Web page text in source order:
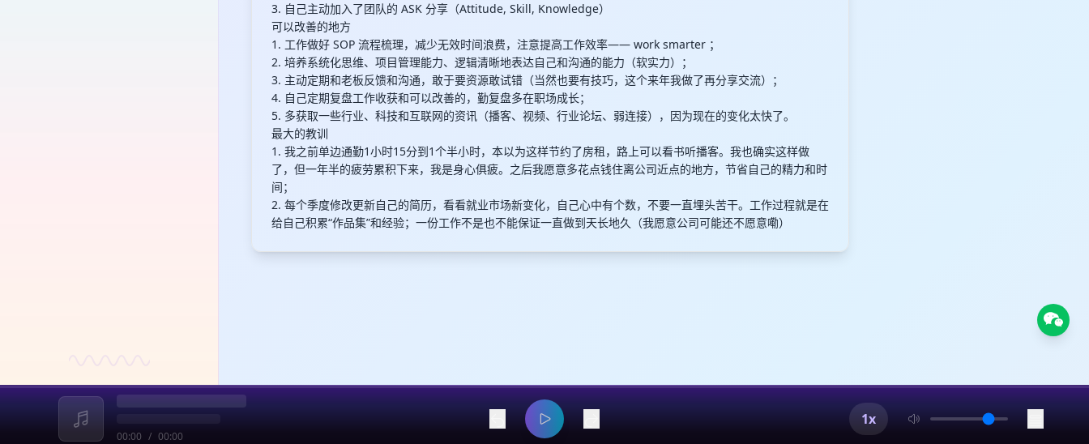
3. 自己主动加入了团队的 ASK 分享（Attitude, Skill, Knowledge）
可以改善的地方
1. 工作做好 SOP 流程梳理，减少无效时间浪费，注意提高工作效率—— work smarter ；
2. 培养系统化思维、项目管理能力、逻辑清晰地表达自己和沟通的能力（软实力）；
3. 主动定期和老板反馈和沟通，敢于要资源敢试错（当然也要有技巧，这个来年我做了再分享交流）；
4. 自己定期复盘工作收获和可以改善的，勤复盘多在职场成长；
5. 多获取一些行业、科技和互联网的资讯（播客、视频、行业论坛、弱连接），因为现在的变化太快了。
最大的教训
1. 我之前单边通勤1小时15分到1个半小时，本以为这样节约了房租，路上可以看书听播客。我也确实这样做
了，但一年半的疲劳累积下来，我是身心俱疲。之后我愿意多花点钱住离公司近点的地方，节省自己的精力和时
间；
2. 每个季度修改更新自己的简历，看看就业市场新变化，自己心中有个数，不要一直埋头苦干。工作过程就是在
给自己积累“作品集”和经验；一份工作不是也不能保证一直做到天长地久（我愿意公司可能还不愿意嘞）
00:00 / 00:00
1x